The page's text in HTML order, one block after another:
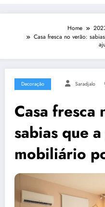
Home
Casa fresca no verão:
Decoração Saradjalo
Casa fresca
sabias que
mobiliário